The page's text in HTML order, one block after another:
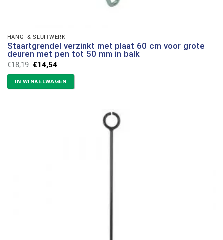
HANG- & SLUITWERK
Staartgrendel verzinkt met plaat 60 cm voor grote
deuren met pen tot 50 mm in balk
€18,19 Oorspronkelijke
prijs
was:
€18,19.
€14,54Huidige
is:
€14,54.
IN WINKELWAGEN